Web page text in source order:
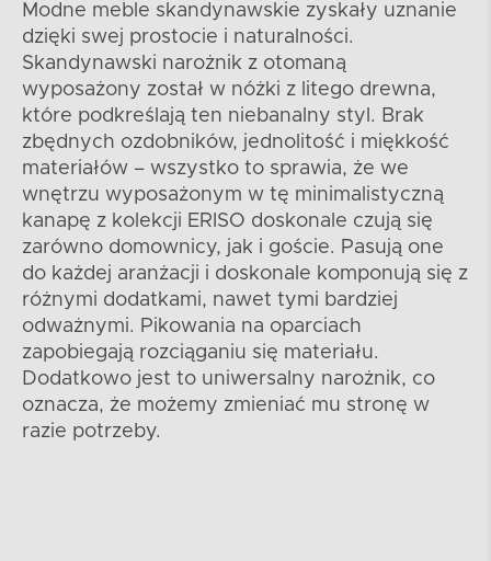
Modne meble skandynawskie zyskały uznanie
dzięki swej prostocie i naturalności.
Skandynawski narożnik z otomaną
wyposażony został w nóżki z litego drewna,
które podkreślają ten niebanalny styl. Brak
zbędnych ozdobników, jednolitość i miękkość
materiałów – wszystko to sprawia, że we
wnętrzu wyposażonym w tę minimalistyczną
kanapę z kolekcji ERISO doskonale czują się
zarówno domownicy, jak i goście. Pasują one
do każdej aranżacji i doskonale komponują się z
różnymi dodatkami, nawet tymi bardziej
odważnymi. Pikowania na oparciach
zapobiegają rozciąganiu się materiału.
Dodatkowo jest to uniwersalny narożnik, co
oznacza, że możemy zmieniać mu stronę w
razie potrzeby.